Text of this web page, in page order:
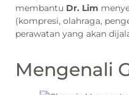
membantu Dr. Lim
(kompresi, olahraga,
perawatan yang akan
Mengenali